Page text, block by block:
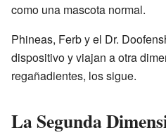
como una mascota normal.
Phineas, Ferb y el Dr.
dispositivo y viajan a otra
regañadientes, los sigue.
La Segunda